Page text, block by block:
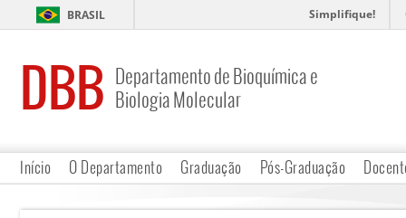
BRASIL Simplifique!
DBB Departamento de Bioquímica e
Biologia Molecular
Início O Departamento Graduação Pós-Graduação